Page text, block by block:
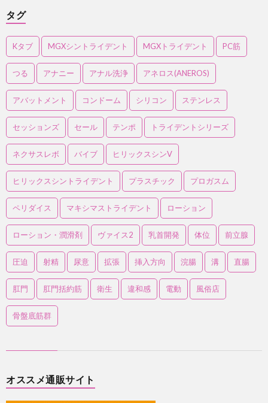
タグ
Kタブ MGXシントライデント MGXトライデント PC筋
つる アナニー アナル洗浄 アネロス(ANEROS)
アバットメント コンドーム シリコン ステンレス
セッションズ セール テンポ トライデントシリーズ
ネクサスレボ バイブ ヒリックスシンV
ヒリックスシントライデント プラスチック プロガスム
ペリダイス マキシマストライデント ローション
ローション・潤滑剤 ヴァイス2 乳首開発 体位 前立腺
圧迫 射精 尿意 拡張 挿入方向 浣腸 溝 直腸
肛門 肛門括約筋 衛生 違和感 電動 風俗店
骨盤底筋群
オススメ通販サイト